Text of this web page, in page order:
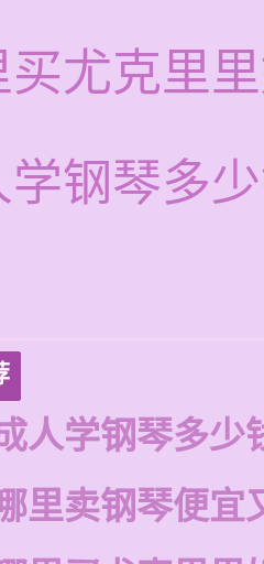
尤克里
钢琴多
人学钢琴多少
里卖钢琴便宜